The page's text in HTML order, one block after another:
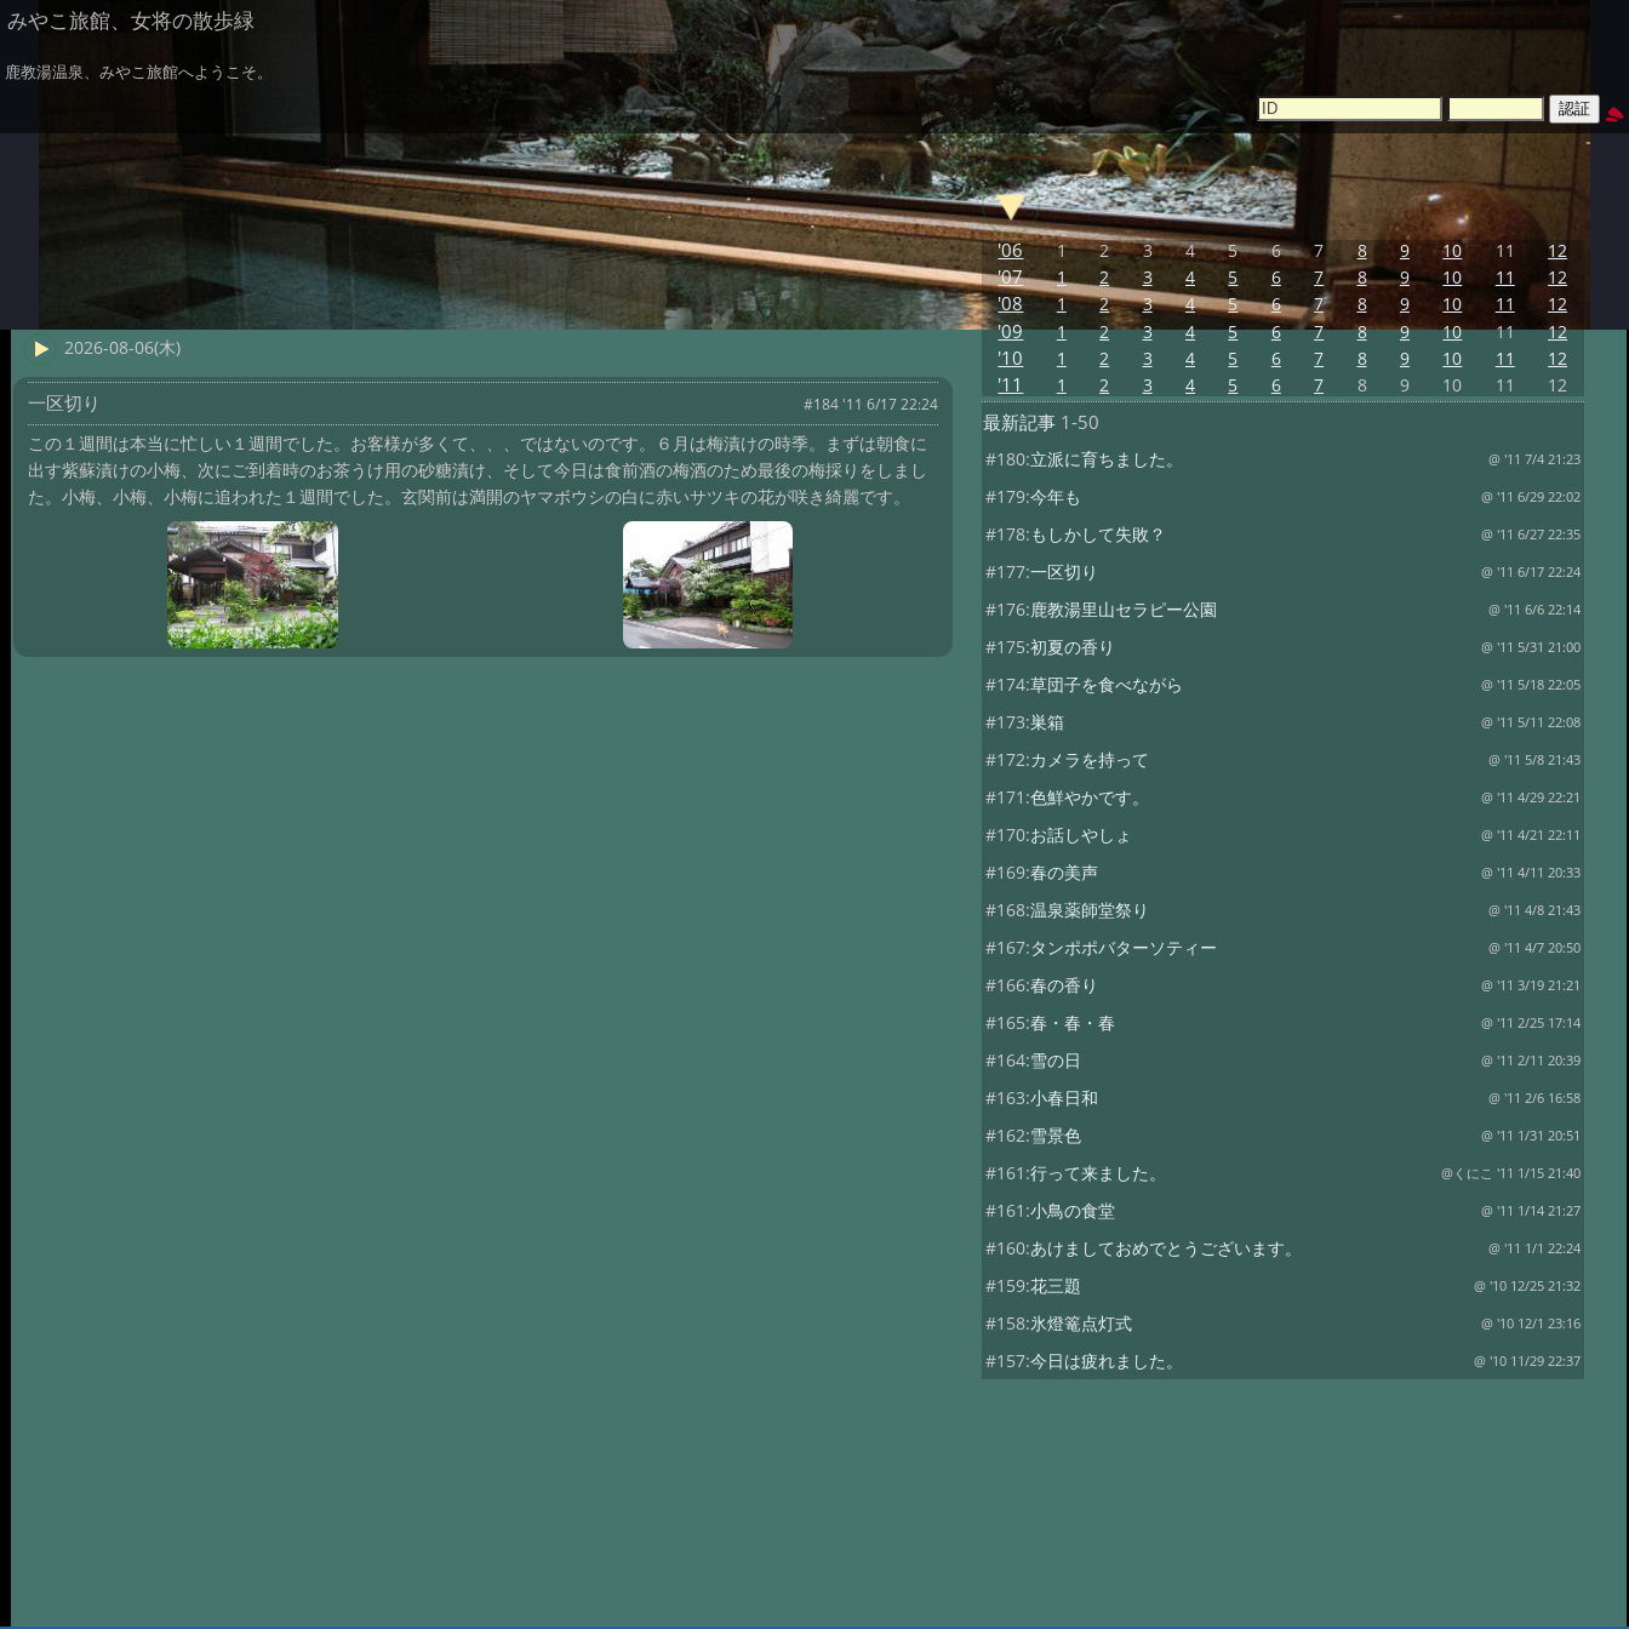
みやこ旅館、女将の散歩緑
鹿教湯温泉、みやこ旅館へようこそ。
2026-08-06(木)
一区切り #184 '11 6/17 22:24
この１週間は本当に忙しい１週間でした。お客様が多くて、、、ではないのです。６月は梅漬けの時季。まずは朝食に
出す紫蘇漬けの小梅、次にご到着時のお茶うけ用の砂糖漬け、そして今日は食前酒の梅酒のため最後の梅採りをしまし
た。小梅、小梅、小梅に追われた１週間でした。玄関前は満開のヤマボウシの白に赤いサツキの花が咲き綺麗です。
'06 1 2 3 4 5 6 7 8 9 10 11 12
'07 1 2 3 4 5 6 7 8 9 10 11 12
'08 1 2 3 4 5 6 7 8 9 10 11 12
'09 1 2 3 4 5 6 7 8 9 10 11 12
'10 1 2 3 4 5 6 7 8 9 10 11 12
'11 1 2 3 4 5 6 7 8 9 10 11 12
最新記事1-50
#180:立派に育ちました。 @ '11 7/4 21:23
#179:今年も @ '11 6/29 22:02
#178:もしかして失敗？ @ '11 6/27 22:35
#177:一区切り @ '11 6/17 22:24
#176:鹿教湯里山セラピー公園 @ '11 6/6 22:14
#175:初夏の香り @ '11 5/31 21:00
#174:草団子を食べながら @ '11 5/18 22:05
#173:巣箱 @ '11 5/11 22:08
#172:カメラを持って @ '11 5/8 21:43
#171:色鮮やかです。 @ '11 4/29 22:21
#170:お話しやしょ @ '11 4/21 22:11
#169:春の美声 @ '11 4/11 20:33
#168:温泉薬師堂祭り @ '11 4/8 21:43
#167:タンポポバターソティー @ '11 4/7 20:50
#166:春の香り @ '11 3/19 21:21
#165:春・春・春 @ '11 2/25 17:14
#164:雪の日 @ '11 2/11 20:39
#163:小春日和 @ '11 2/6 16:58
#162:雪景色 @ '11 1/31 20:51
#161:行って来ました。 @くにこ '11 1/15 21:40
#161:小鳥の食堂 @ '11 1/14 21:27
#160:あけましておめでとうございます。 @ '11 1/1 22:24
#159:花三題 @ '10 12/25 21:32
#158:氷燈篭点灯式 @ '10 12/1 23:16
#157:今日は疲れました。 @ '10 11/29 22:37
#150:念願の旅 @ '10 9/13 22:36